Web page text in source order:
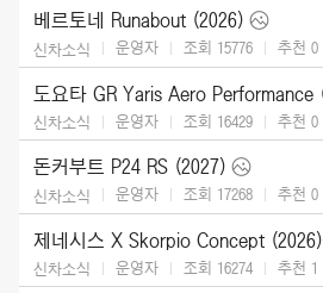
베르토네 Runabout (2026)
신차소식 운영자 조회 15776 추천 0
신차소식 운영자 조회 16429 추천 0
돈커부트 P24 RS (2027)
신차소식 운영자 조회 17268 추천 0
제네시스 X Skorpio Concept (2026)
신차소식 운영자 조회 16274 추천 1